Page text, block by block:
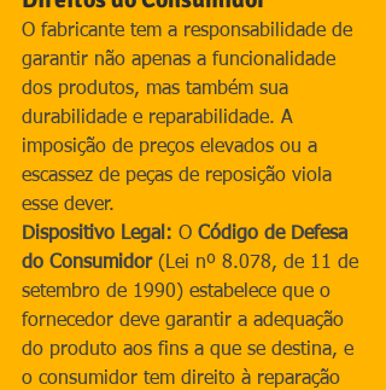
O fabricante tem a responsabilidade de
garantir não apenas a funcionalidade
dos produtos, mas também sua
durabilidade e reparabilidade. A
imposição de preços elevados ou a
escassez de peças de reposição viola
esse dever.
Dispositivo Legal: O Código de Defesa
do Consumidor (Lei nº 8.078, de 11 de
setembro de 1990) estabelece que o
fornecedor deve garantir a adequação
do produto aos fins a que se destina, e
o consumidor tem direito à reparação